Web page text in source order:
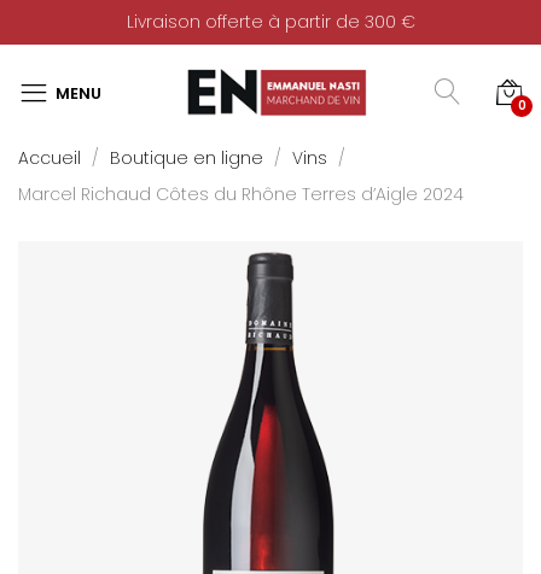
Livraison offerte à partir de 300 €
0
Accueil Boutique en ligne
Vins
Marcel Richaud Côtes du Rhône Terres d’Aigle 2024